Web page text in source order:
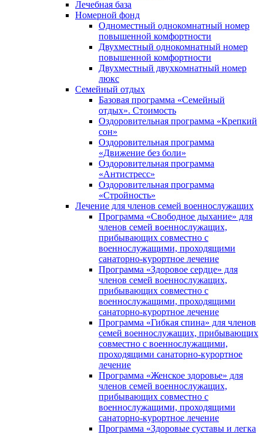
Лечебная база
Номерной фонд
Одноместный однокомнатный номер
повышенной комфортности
Двухместный однокомнатный номер
повышенной комфортности
Двухместный двухкомнатный номер
люкс
Семейный отдых
Базовая программа «Семейный
отдых». Стоимость
Оздоровительная программа «Крепкий
сон»
Оздоровительная программа
«Движение без боли»
Оздоровительная программа
«Антистресс»
Оздоровительная программа
«Стройность»
Лечение для членов семей военнослужащих
Программа «Свободное дыхание» для
членов семей военнослужащих,
прибывающих совместно с
военнослужащими, проходящими
санаторно-курортное лечение
Программа «Здоровое сердце» для
членов семей военнослужащих,
прибывающих совместно с
военнослужащими, проходящими
санаторно-курортное лечение
Программа «Гибкая спина» для членов
семей военнослужащих, прибывающих
совместно с военнослужащими,
проходящими санаторно-курортное
лечение
Программа «Женское здоровье» для
членов семей военнослужащих,
прибывающих совместно с
военнослужащими, проходящими
санаторно-курортное лечение
Программа «Здоровые суставы и легка